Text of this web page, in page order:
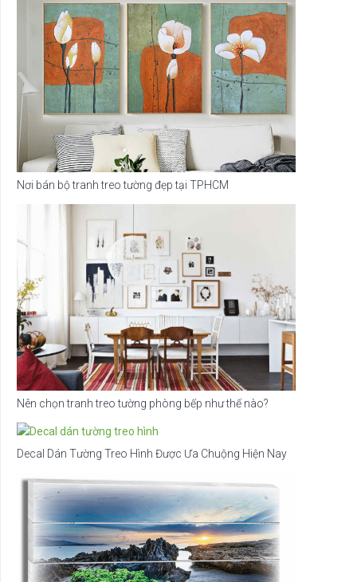
Nơi bán bộ tranh treo tường đẹp tại TPHCM
Nên chọn tranh treo tường phòng bếp như thế nào?
Decal Dán Tường Treo Hình Được Ưa Chuộng Hiện Nay